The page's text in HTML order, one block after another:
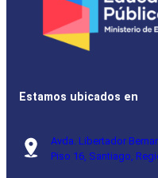
Estamos ubicados en
Avda. Libertador
Piso 16, Santiago,